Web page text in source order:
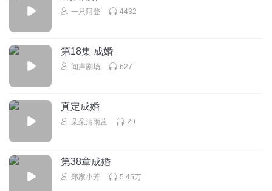
一只阿登 4432
第18集 成婚
闻声剧场 627
真定成婚
朵朵清雨蓝 29
第38章成婚
郑家小芳 5.45万